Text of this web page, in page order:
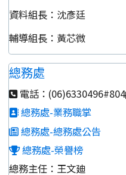
資料組長：沈彥廷
輔導組長：黃芯微
總務處
電話：(06)6330496#804
總務處-業務職掌
總務處-總務處公告
總務處-榮譽榜
總務主任：王文廸